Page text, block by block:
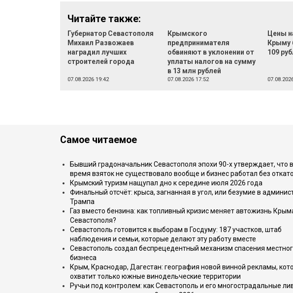
Читайте также:
Губернатор Севастополя
Михаил Развожаев
наградил лучших
строителей города
07.08.2026 19:42
Крымского
предпринимателя
обвиняют в уклонении от
уплаты налогов на сумму
в 13 млн рублей
07.08.2026 17:52
Цены
Крыму
109
Самое читаемое
Бывший градоначальник Севастополя эпохи 90-х утверждает, что
время взяток не существовало вообще и бизнес работал без
Крымский туризм нащупал дно к середине июля 2026 года
Финальный отсчёт: крыса, загнанная в угол, или безумие в
Трампа
Газ вместо бензина: как топливный кризис меняет автожизнь
Севастополя?
Севастополь готовится к выборам в Госдуму: 187 участков, штаб
наблюдения и семьи, которые делают эту работу вместе
Севастополь создал беспрецедентный механизм спасения
бизнеса
Крым, Краснодар, Дагестан: география новой винной рекламы,
охватит только южные винодельческие территории
Ручьи под контролем: как Севастополь и его многострадальные